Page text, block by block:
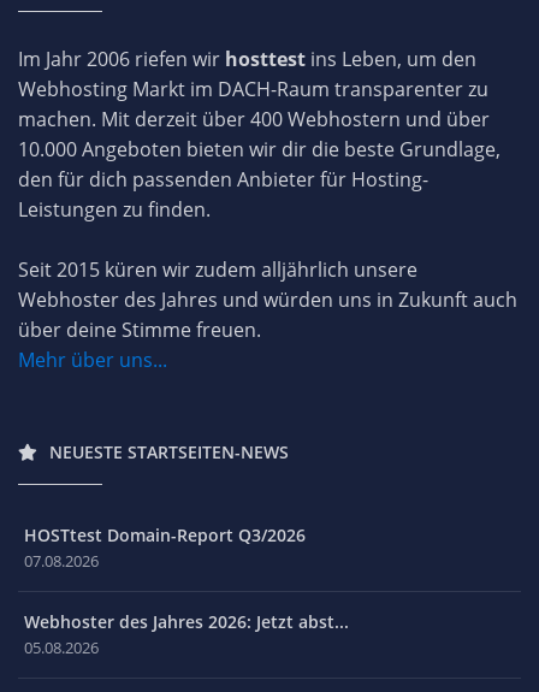
Im Jahr 2006 riefen wir hosttest ins Leben, um den
Webhosting Markt im DACH-Raum transparenter zu
machen. Mit derzeit über 400 Webhostern und über
10.000 Angeboten bieten wir dir die beste Grundlage,
den für dich passenden Anbieter für Hosting-
Leistungen zu finden.
Seit 2015 küren wir zudem alljährlich unsere
Webhoster des Jahres und würden uns in Zukunft auch
über deine Stimme freuen.
Mehr über uns...
NEUESTE STARTSEITEN-NEWS
HOSTtest Domain-Report Q3/2026
07.08.2026
Webhoster des Jahres 2026: Jetzt abst...
05.08.2026